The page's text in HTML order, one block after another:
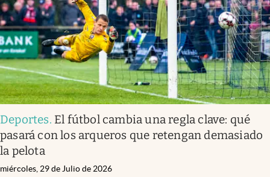
Deportes. El fútbol cambia una regla clave: qué
pasará con los arqueros que retengan demasiado
la pelota
miércoles, 29 de Julio de 2026